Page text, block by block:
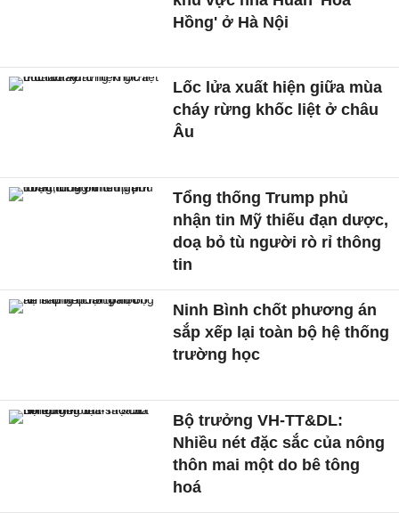
Hồng' ở Hà Nội
Lốc lửa xuất hiện giữa mùa
cháy rừng khốc liệt ở châu
Âu
Tổng thống Trump phủ
nhận tin Mỹ thiếu đạn dược,
doạ bỏ tù người rò rỉ thông
tin
Ninh Bình chốt phương án
sắp xếp lại toàn bộ hệ thống
trường học
Bộ trưởng VH-TT&DL:
Nhiều nét đặc sắc của nông
thôn mai một do bê tông
hoá